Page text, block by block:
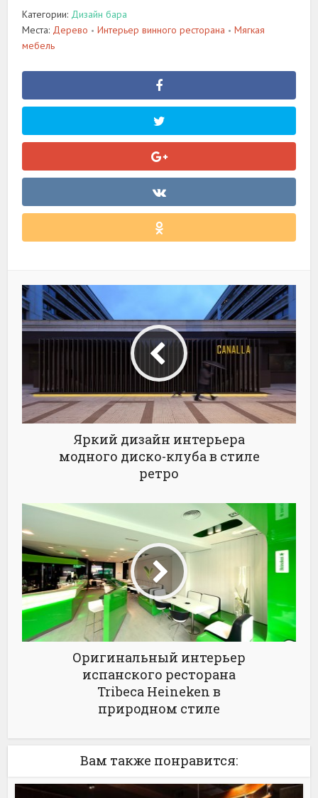
Категории: Дизайн бара
Места: Дерево • Интерьер винного ресторана • Мягкая
мебель
Яркий дизайн интерьера
модного диско-клуба в стиле
ретро
Оригинальный интерьер
испанского ресторана
Tribeca Heineken в
природном стиле
Вам также понравится: